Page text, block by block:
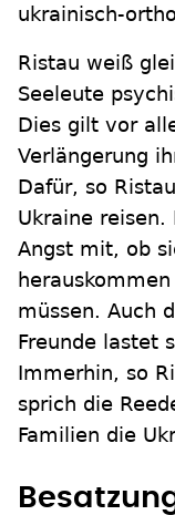
ukrainisch-
Ristau weiß
Seeleute
Dies gilt vor
Verlängerung
Dafür, so
Ukraine
Angst mit, ob
müssen. Auch
Freunde lastet
Immerhin, so
sprich die
Familien die